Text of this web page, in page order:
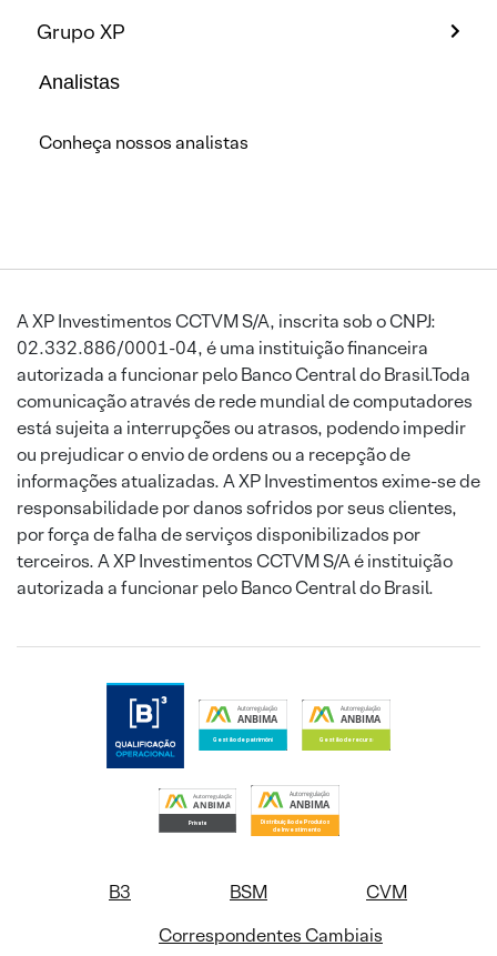
Grupo XP
Analistas
Conheça nossos analistas
A XP Investimentos CCTVM S/A, inscrita sob o CNPJ:
02.332.886/0001-04, é uma instituição financeira
autorizada a funcionar pelo Banco Central do Brasil.Toda
comunicação através de rede mundial de computadores
está sujeita a interrupções ou atrasos, podendo impedir
ou prejudicar o envio de ordens ou a recepção de
informações atualizadas. A XP Investimentos exime-se de
responsabilidade por danos sofridos por seus clientes,
por força de falha de serviços disponibilizados por
terceiros. A XP Investimentos CCTVM S/A é instituição
autorizada a funcionar pelo Banco Central do Brasil.
B3 BSM
CVM
Correspondentes Cambiais